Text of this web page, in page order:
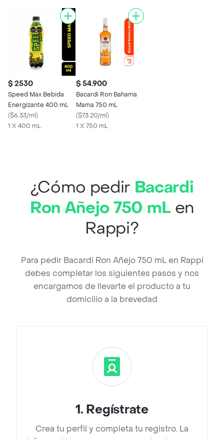
$ 2530
Speed Max Bebida
Energizante 400 mL
($6.33/ml)
1 X 400 mL
$ 54.900
Bacardi Ron Bahama
Mama 750 mL
($73.20/ml)
1 X 750 mL
¿Cómo pedir Bacardi
Ron Añejo 750 mL en
Rappi?
Para pedir Bacardi Ron Añejo 750 mL en Rappi
debes completar los siguientes pasos y nos
encargamos de llevarte el producto a tu
domicilio a la brevedad
1. Regístrate
Crea tu perfil y completa tu registro. La